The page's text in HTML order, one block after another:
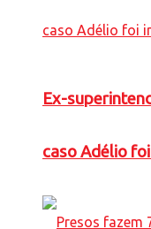
Ex-
caso Adélio